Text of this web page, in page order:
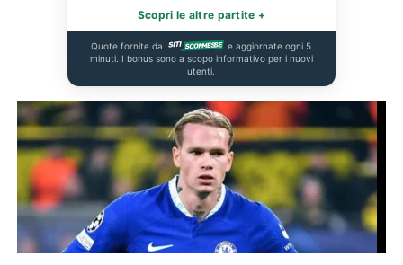
Scopri le altre partite +
Quote fornite da
e aggiornate ogni 5
minuti. I bonus sono a scopo informativo per i nuovi
utenti.